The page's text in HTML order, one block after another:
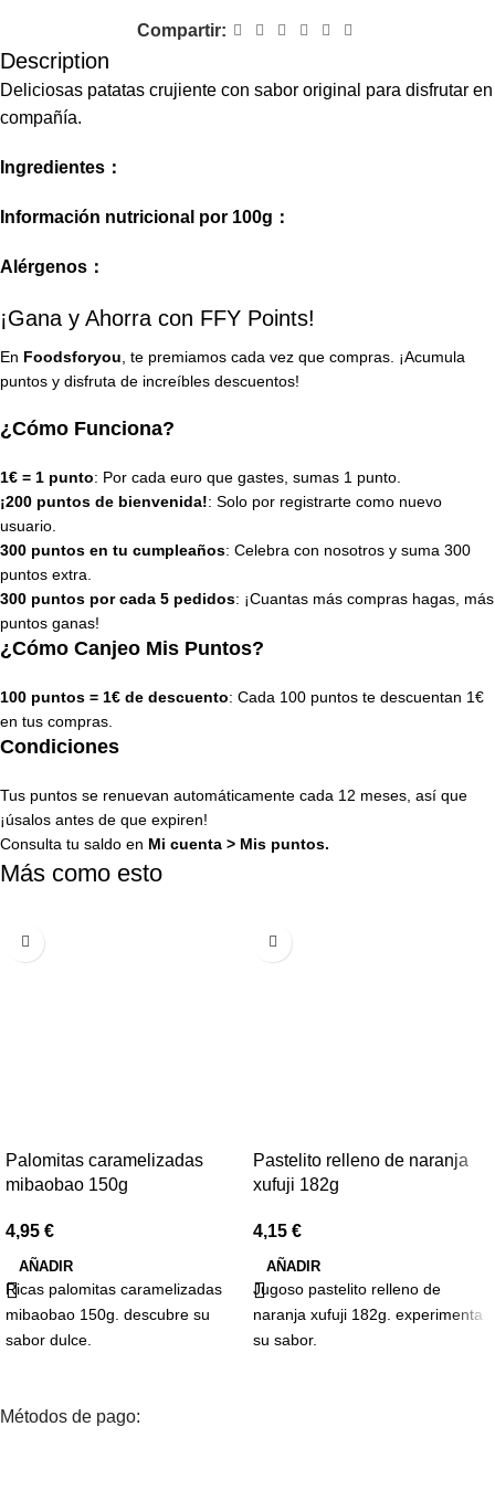
Compartir:
Description
Deliciosas patatas crujiente con sabor original para disfrutar en
compañía.
Ingredientes：
Información nutricional por 100g：
Alérgenos：
¡Gana y Ahorra con FFY Points!
En Foodsforyou , te premiamos cada vez que compras. ¡Acumula
puntos y disfruta de increíbles descuentos!
¿Cómo Funciona?
1€ = 1 punto: Por cada euro que gastes, sumas 1 punto.
¡200 puntos de bienvenida!: Solo por registrarte como nuevo
usuario.
300 puntos en tu cumpleaños: Celebra con nosotros y suma 300
puntos extra.
300 puntos por cada 5 pedidos: ¡Cuantas más compras hagas, más
puntos ganas!
¿Cómo Canjeo Mis Puntos?
100 puntos = 1€ de descuento: Cada 100 puntos te descuentan 1€
en tus compras.
Condiciones
Tus puntos se renuevan automáticamente cada 12 meses, así que
¡úsalos antes de que expiren!
Consulta tu saldo en Mi cuenta > Mis puntos.
Más como esto
Palomitas caramelizadas
mibaobao 150g
4,95 €
AÑADIR
Ricas palomitas caramelizadas
mibaobao 150g. descubre su
sabor dulce.
Pastelito relleno de naranja
xufuji 182g
4,15 €
AÑADIR
Jugoso pastelito relleno de
naranja xufuji 182g. experimenta
su sabor.
Métodos de pago: